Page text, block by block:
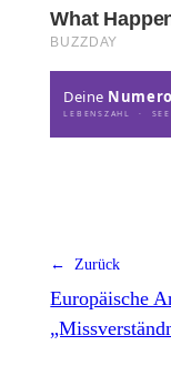
Deine
LEBENSZAHL ·
← Zurück
Europäische